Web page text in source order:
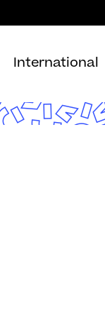
International